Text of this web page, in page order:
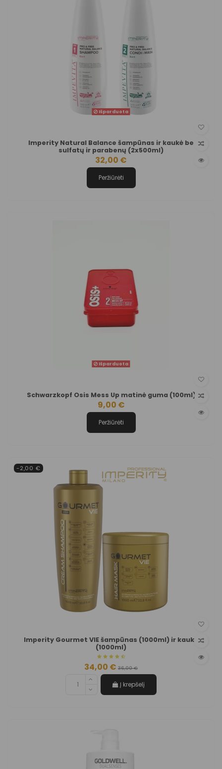
Išparduota
Imperity Natural Balance šampūnas ir kaukė be
sulfatų ir parabenų (2x500ml)
32,00 €
Peržiūrėti
Išparduota
Schwarzkopf Osis Mess Up matinė guma (100ml)
9,00 €
Peržiūrėti
-2,00 €
Imperity Gourmet VIE šampūnas (1000ml) ir kaukė
(1000ml)
34,00 € 36,00 €
Į krepšelį